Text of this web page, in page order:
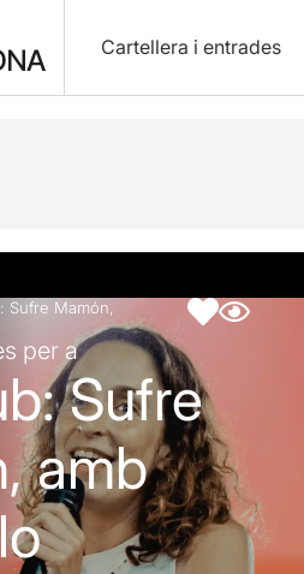
Cartellera i entrades
artística
Sufre Mamón,
per a
Sufre
amb